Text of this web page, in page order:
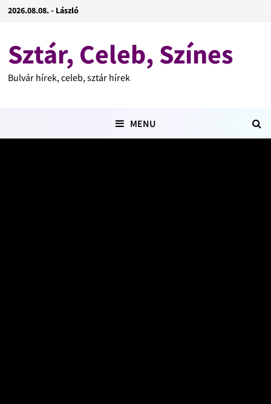
2026.08.08. - László
Sztár, Celeb, Színes
Bulvár hírek, celeb, sztár hírek
MENU